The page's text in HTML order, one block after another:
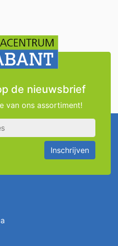
de nieuwsbrief
van ons assortiment!
Inschrijven